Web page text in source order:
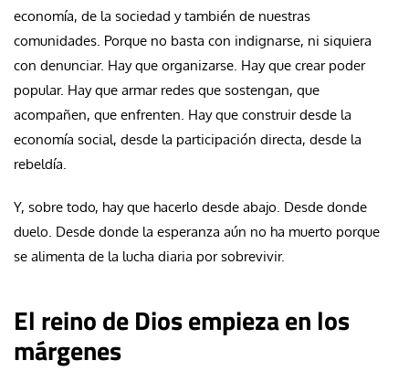
economía, de la sociedad y también de nuestras
comunidades. Porque no basta con indignarse, ni siquiera
con denunciar. Hay que organizarse. Hay que crear poder
popular. Hay que armar redes que sostengan, que
acompañen, que enfrenten. Hay que construir desde la
economía social, desde la participación directa, desde la
rebeldía.
Y, sobre todo, hay que hacerlo desde abajo. Desde donde
duelo. Desde donde la esperanza aún no ha muerto porque
se alimenta de la lucha diaria por sobrevivir.
El reino de Dios empieza en los
márgenes